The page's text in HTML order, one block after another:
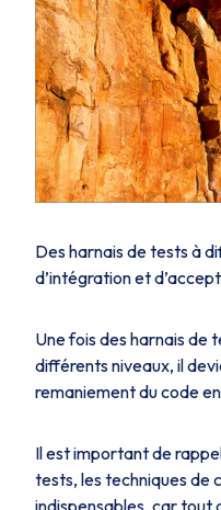
Des harnais de tests à
d’intégration et
Une fois des harnais de
différents niveaux, il
remaniement du code
Il est important de
tests, les techniques de
indispensables, car tout